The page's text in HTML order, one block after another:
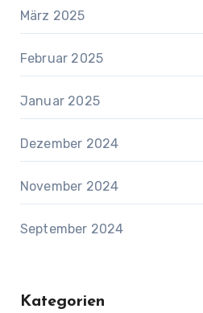
März 2025
Februar 2025
Januar 2025
Dezember 2024
November 2024
September 2024
Kategorien